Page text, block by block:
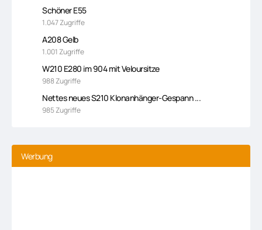
Schöner E55
1.047 Zugriffe
A208 Gelb
1.001 Zugriffe
W210 E280 im 904 mit Veloursitze
988 Zugriffe
Nettes neues S210 Klonanhänger-Gespann ...
985 Zugriffe
Werbung